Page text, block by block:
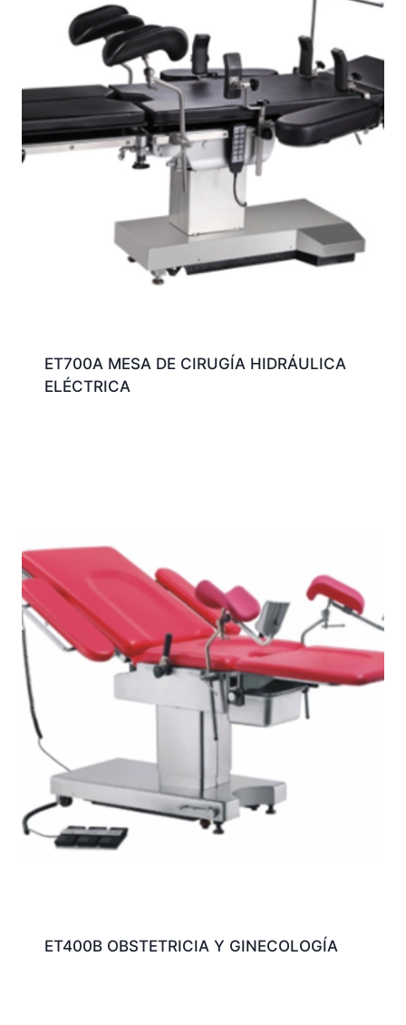
ET700A MESA DE CIRUGÍA HIDRÁULICA
ELÉCTRICA
ET400B OBSTETRICIA Y GINECOLOGÍA